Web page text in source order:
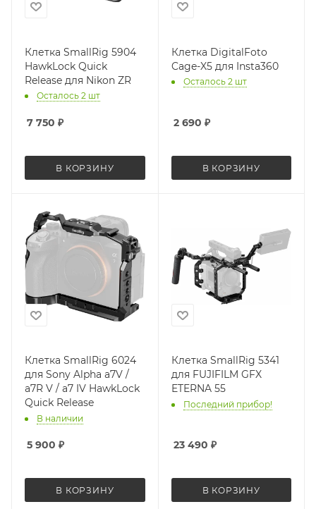
Клетка SmallRig 5904
HawkLock Quick
Release для Nikon ZR
Осталось 2 шт
7 750 ₽
В КОРЗИНУ
Клетка DigitalFoto
Cage-X5 для Insta360
Осталось 2 шт
2 690 ₽
В КОРЗИНУ
Клетка SmallRig 6024
для Sony Alpha a7V /
a7R V / a7 IV HawkLock
Quick Release
В наличии
5 900 ₽
В КОРЗИНУ
Клетка SmallRig 5341
для FUJIFILM GFX
ETERNA 55
Последний прибор!
23 490 ₽
В КОРЗИНУ